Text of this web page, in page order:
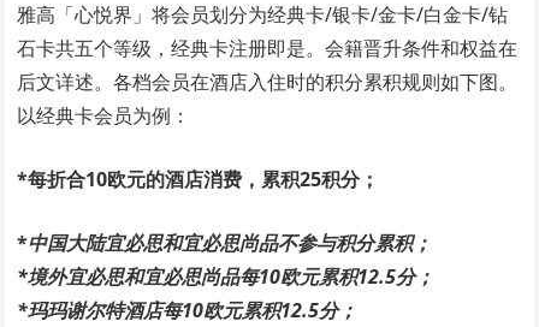
雅高「心悦界」将会员划分为经典卡/银卡/金卡/白金卡/钻
石卡共五个等级，经典卡注册即是。会籍晋升条件和权益在
后文详述。各档会员在酒店入住时的积分累积规则如下图。
以经典卡会员为例：
*每折合10欧元的酒店消费，累积25积分；
*中国大陆宜必思和宜必思尚品不参与积分累积；
*境外宜必思和宜必思尚品每10欧元累积12.5分；
*玛玛谢尔特酒店每10欧元累积12.5分；